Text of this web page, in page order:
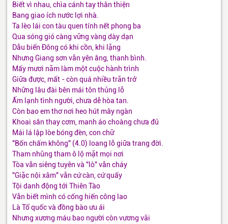
Biết vì nhau, chìa cánh tay thân thiện
Bang giao ích nước lợi nhà.
Ta lèo lái con tàu quen tính nết phong ba
Qua sóng gió càng vững vàng dày dạn
Dẫu biển Đông có khi cồn, khi lặng
Nhưng Giang sơn vẫn yên ắng, thanh bình.
Mấy mươi năm làm một cuộc hành trình
Giữa được, mất - còn quá nhiều trăn trở
Những lâu đài bên mái tôn thủng lỗ
Ấm lạnh tình người, chưa dễ hòa tan.
Còn bao em thơ nơi heo hút mây ngàn
Khoai sắn thay cơm, manh áo choàng chưa đủ
Mái lá lập lòe bóng đèn, con chữ
"Bốn chấm không" (4.0) loang lỗ giữa trang đời.
Tham nhũng tham ô lộ mặt mọi nơi
Tòa vẫn siêng tuyên và "lò" vẫn cháy
"Giặc nội xâm" vẫn cứ càn, cứ quấy
Tội danh động tới Thiên Tào
Vẫn biết mình có cống hiến công lao
Là Tổ quốc và đồng bào ưu ái
Nhưng xương máu bao người còn vương vãi